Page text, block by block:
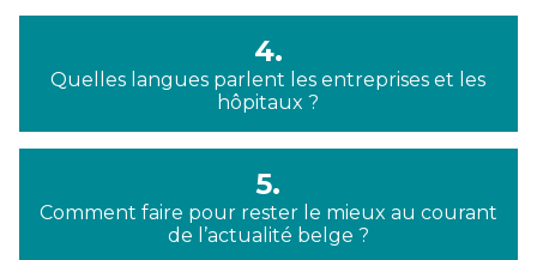
4.
Quelles langues parlent les entreprises et les
hôpitaux ?
5.
Comment faire pour rester le mieux au courant
de l’actualité belge ?